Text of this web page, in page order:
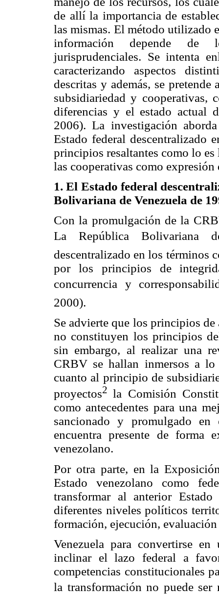
de allí la importancia de
las mismas. El método utilizado
información depende de
jurisprudenciales. Se intenta
caracterizando aspectos
descritas y además, se
subsidiariedad y cooperativas,
diferencias y el estado actual
2006). La investigación
Estado federal descentralizado
principios resaltantes como lo
las cooperativas como
1. El Estado federal
Bolivariana de Venezuela de
Con la promulgación de la
La República Bolivariana
descentralizado en los términos
por los principios de
concurrencia y
2000).
Se advierte que los principios
no constituyen los principios
sin embargo, al realizar una
CRBV se hallan inmersos a
cuanto al principio de
proyectos2la Comisión
como antecedentes para una
sancionado y promulgado
encuentra presente de forma
venezolano.
Por otra parte, en la
Estado venezolano como
transformar al anterior
diferentes niveles políticos
formación, ejecución,
Venezuela para convertirse en
inclinar el lazo federal a
competencias constitucionales
la transformación no puede ser